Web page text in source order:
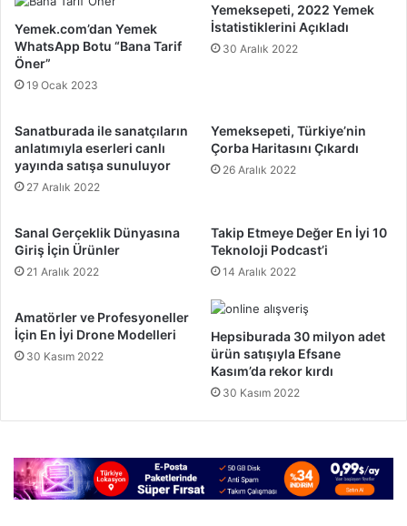
Yemek.com’dan Yemek
WhatsApp Botu “Bana Tarif
Öner”
19 Ocak 2023
Yemeksepeti, 2022 Yemek
İstatistiklerini Açıkladı
30 Aralık 2022
Sanatburada ile sanatçıların
anlatımıyla eserleri canlı
yayında satışa sunuluyor
27 Aralık 2022
Yemeksepeti, Türkiye’nin
Çorba Haritasını Çıkardı
26 Aralık 2022
Sanal Gerçeklik Dünyasına
Giriş İçin Ürünler
21 Aralık 2022
Takip Etmeye Değer En İyi 10
Teknoloji Podcast’i
14 Aralık 2022
Amatörler ve Profesyoneller
İçin En İyi Drone Modelleri
30 Kasım 2022
Hepsiburada 30 milyon adet
ürün satışıyla Efsane
Kasım’da rekor kırdı
30 Kasım 2022